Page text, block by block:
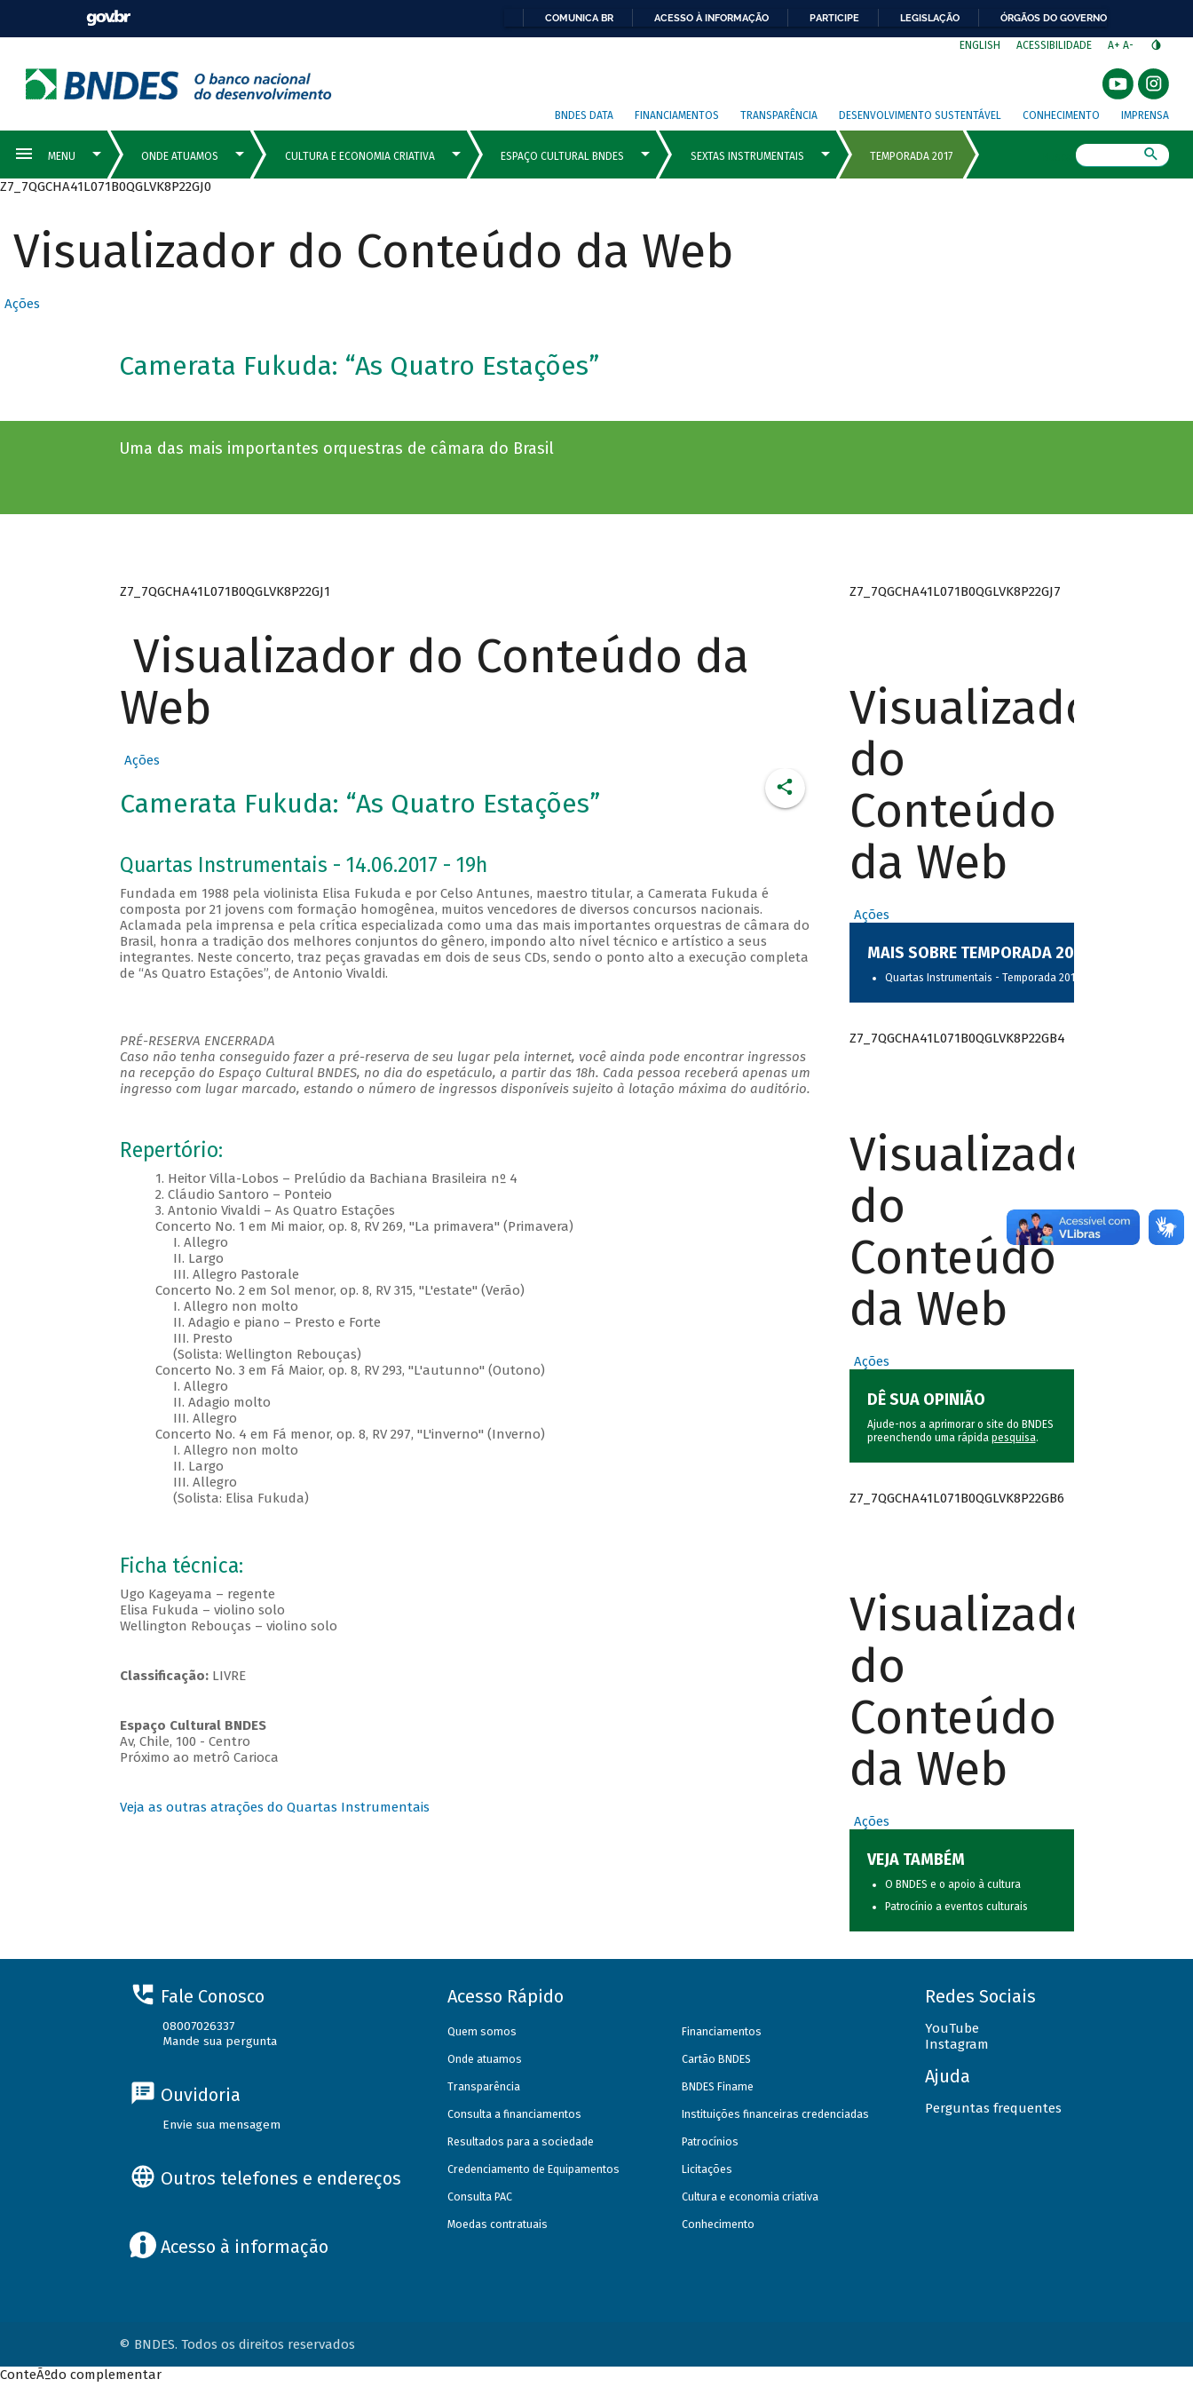
COMUNICA BR ACESSO À INFORMAÇÃO PARTICIPE LEGISLAÇÃO ÓRGÃOS DO GOVERNO
ENGLISH ACESSIBILIDADE A+ A-
BNDES DATA FINANCIAMENTOS TRANSPARÊNCIA DESENVOLVIMENTO SUSTENTÁVEL CONHECIMENTO IMPRENSA
Z7_7QGCHA41L071B0QGLVK8P22GJ0
Visualizador do Conteúdo da Web
Ações
Camerata Fukuda: “As Quatro Estações”
Uma das mais importantes orquestras de câmara do Brasil
Z7_7QGCHA41L071B0QGLVK8P22GJ1
Visualizador do Conteúdo da
Web
Ações
Camerata Fukuda: “As Quatro Estações”
Quartas Instrumentais - 14.06.2017 - 19h
Fundada em 1988 pela violinista Elisa Fukuda e por Celso Antunes, maestro titular, a Camerata Fukuda é
composta por 21 jovens com formação homogênea, muitos vencedores de diversos concursos nacionais.
Aclamada pela imprensa e pela crítica especializada como uma das mais importantes orquestras de câmara do
Brasil, honra a tradição dos melhores conjuntos do gênero, impondo alto nível técnico e artístico a seus
integrantes. Neste concerto, traz peças gravadas em dois de seus CDs, sendo o ponto alto a execução completa
de “As Quatro Estações”, de Antonio Vivaldi.
PRÉ-RESERVA ENCERRADA
Caso não tenha conseguido fazer a pré-reserva de seu lugar pela internet, você ainda pode encontrar ingressos
na recepção do Espaço Cultural BNDES, no dia do espetáculo, a partir das 18h. Cada pessoa receberá apenas um
ingresso com lugar marcado, estando o número de ingressos disponíveis sujeito à lotação máxima do auditório.
Repertório:
1. Heitor Villa-Lobos – Prelúdio da Bachiana Brasileira nº 4
2. Cláudio Santoro – Ponteio
3. Antonio Vivaldi – As Quatro Estações
Concerto No. 1 em Mi maior, op. 8, RV 269, "La primavera" (Primavera)
I. Allegro
II. Largo
III. Allegro Pastorale
Concerto No. 2 em Sol menor, op. 8, RV 315, "L'estate" (Verão)
I. Allegro non molto
II. Adagio e piano – Presto e Forte
III. Presto
(Solista: Wellington Rebouças)
Concerto No. 3 em Fá Maior, op. 8, RV 293, "L'autunno" (Outono)
I. Allegro
II. Adagio molto
III. Allegro
Concerto No. 4 em Fá menor, op. 8, RV 297, "L'inverno" (Inverno)
I. Allegro non molto
II. Largo
III. Allegro
(Solista: Elisa Fukuda)
Ficha técnica:
Ugo Kageyama – regente
Elisa Fukuda – violino solo
Wellington Rebouças – violino solo
Classificação:LIVRE
Espaço Cultural BNDES
Av, Chile, 100 - Centro
Próximo ao metrô Carioca
Veja as outras atrações do Quartas Instrumentais
Z7_7QGCHA41L071B0QGLVK8P22GJ7
Visualizador
do
Conteúdo
da Web
Ações
MAIS SOBRE TEMPORADA 2017
Quartas Instrumentais - Temporada 2017
Z7_7QGCHA41L071B0QGLVK8P22GB4
Visualizador
do
Conteúdo
da Web
Ações
DÊ SUA OPINIÃO
Ajude-nos a aprimorar o site do BNDES
preenchendo uma rápida pesquisa.
Z7_7QGCHA41L071B0QGLVK8P22GB6
Visualizador
do
Conteúdo
da Web
Ações
VEJA TAMBÉM
O BNDES e o apoio à cultura
Patrocínio a eventos culturais
Fale Conosco
08007026337
Mande sua pergunta
Ouvidoria
Envie sua mensagem
Outros telefones e endereços
Acesso à informação
Acesso Rápido
Quem somos
Onde atuamos
Transparência
Consulta a financiamentos
Resultados para a sociedade
Credenciamento de Equipamentos
Consulta PAC
Moedas contratuais
Financiamentos
Cartão BNDES
BNDES Finame
Instituições financeiras credenciadas
Patrocínios
Licitações
Cultura e economia criativa
Conhecimento
Redes Sociais
YouTube
Instagram
Ajuda
Perguntas frequentes
© BNDES. Todos os direitos reservados
ConteÃºdo complementar